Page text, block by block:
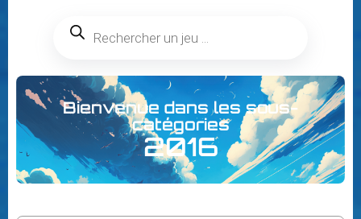
Bienvenue dans les sous-
catégories
2016